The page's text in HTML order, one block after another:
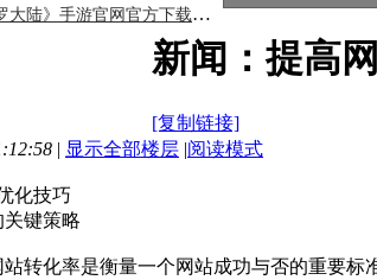
陆》手游官网官方下载链接：开启斗
新闻：提高
[复制链接]
| 显示全部楼层 |阅读模式
化技巧
键策略
转化率是衡量一个网站成功与否的重要